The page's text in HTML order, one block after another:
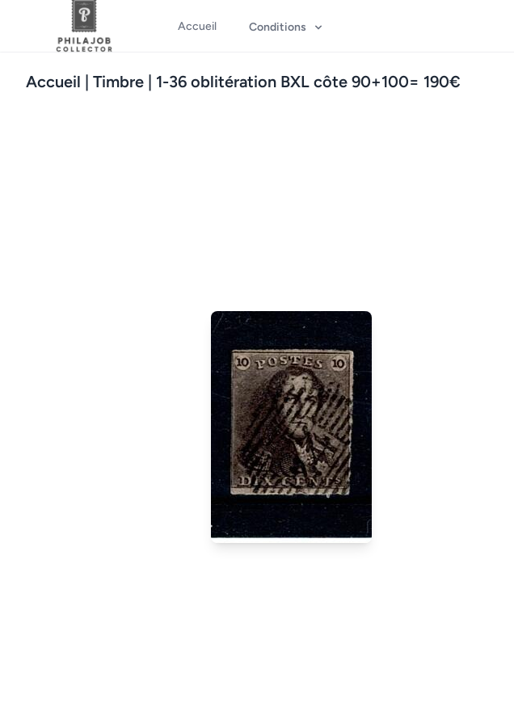
Accueil Conditions
Accueil | Timbre | 1-36 oblitération BXL côte 90+100= 190€